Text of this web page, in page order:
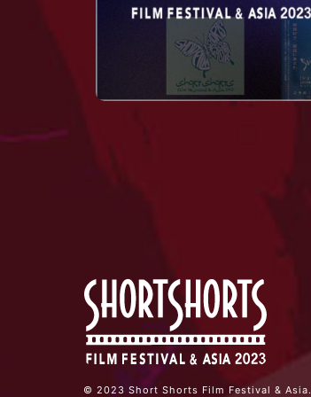
© 2023 Short Shorts Film Festival & Asia.